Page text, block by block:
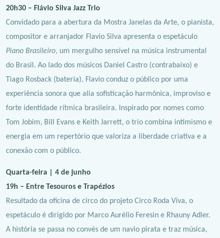
20h30 – Flávio Silva Jazz Trio
Convidado para a abertura da Mostra Janelas da Arte, o pianista,
compositor e arranjador Flavio Silva apresenta o espetáculo
Piano Brasileiro, um mergulho sensível na música instrumental
do Brasil. Ao lado dos músicos Daniel Castro (contrabaixo) e
Tiago Rosback (bateria), Flavio conduz o público por uma
experiência sonora que alia sofisticação harmônica, improviso e
forte identidade rítmica brasileira. Inspirado por nomes como
Tom Jobim, Bill Evans e Keith Jarrett, o trio combina intimismo e
energia em um repertório que valoriza a liberdade criativa e a
conexão com o público.
Quarta-feira | 4 de junho
19h – Entre Tesouros e Trapézios
Resultado da oficina de circo do projeto Circo Roda Viva, o
espetáculo é dirigido por Marco Aurélio Feresin e Rhauny Adler.
A história se passa no convés de um navio pirata e traz música,